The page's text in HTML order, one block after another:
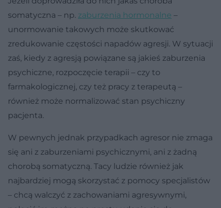
somatyczna – np. zaburzenia hormonalne –
unormowanie takowych może skutkować
zredukowanie częstości napadów agresji. W sytuacji
zaś, kiedy z agresją powiązane są jakieś zaburzenia
psychiczne, rozpoczęcie terapii – czy to
farmakologicznej, czy też pracy z terapeutą –
również może normalizować stan psychiczny
pacjenta.
W pewnych jednak przypadkach agresor nie zmaga
się ani z zaburzeniami psychicznymi, ani z żadną
chorobą somatyczną. Tacy ludzie również jak
najbardziej mogą skorzystać z pomocy specjalistów
– chcą walczyć z zachowaniami agresywnymi,